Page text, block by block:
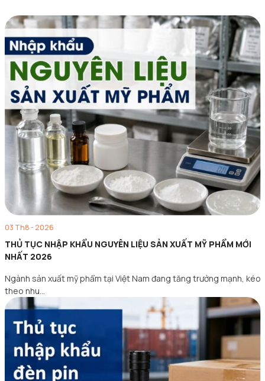
03 Th8 - 2026
THỦ TỤC NHẬP KHẨU NGUYÊN LIỆU SẢN XUẤT MỸ PHẨM MỚI
NHẤT 2026
Ngành sản xuất mỹ phẩm tại Việt Nam đang tăng trưởng mạnh, kéo
theo nhu…